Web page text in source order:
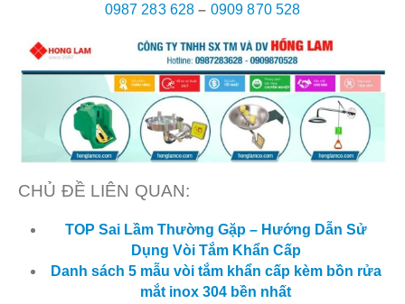
0987 283 628 – 0909 870 528
CHỦ ĐỀ LIÊN QUAN:
TOP Sai Lầm Thường Gặp – Hướng Dẫn Sử
Dụng Vòi Tắm Khẩn Cấp
Danh sách 5 mẫu vòi tắm khẩn cấp kèm bồn rửa
mắt inox 304 bền nhất